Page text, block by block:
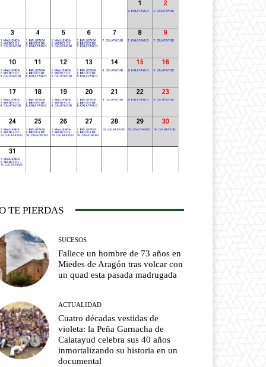
TE PIERDAS
SUCESOS
Fallece un hombre de 73 años en
Miedes de Aragón tras volcar con
un quad esta pasada madrugada
ACTUALIDAD
Cuatro décadas vestidas de
violeta: la Peña Garnacha de
Calatayud celebra sus 40 años
inmortalizando su historia en un
documental